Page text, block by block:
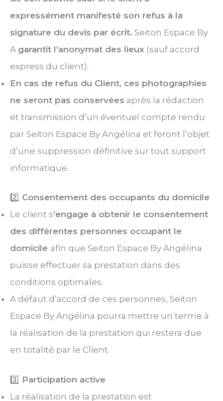
expressément manifesté son refus à la
signature du devis par écrit. Seiton Espace By
A garantit l’anonymat des lieux (sauf accord
express du client).
En cas de refus du Client, ces photographies
ne seront pas conservées après la rédaction
et transmission d’un éventuel compte rendu
par Seiton Espace By Angélina et feront l’objet
d’une suppression définitive sur tout support
informatique.
2️⃣ Consentement des occupants du domicile
Le client s’engage à obtenir le consentement
des différentes personnes occupant le
domicile afin que Seiton Espace By Angélina
puisse effectuer sa prestation dans des
conditions optimales.
A défaut d’accord de ces personnes, Seiton
Espace By Angélina pourra mettre un terme à
la réalisation de la prestation qui restera due
en totalité par le Client.
3️⃣ Participation active
La réalisation de la prestation est